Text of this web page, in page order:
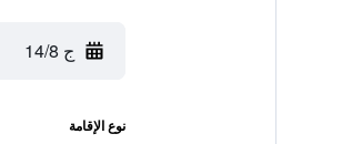
ج 14/8
نوع الإقامة